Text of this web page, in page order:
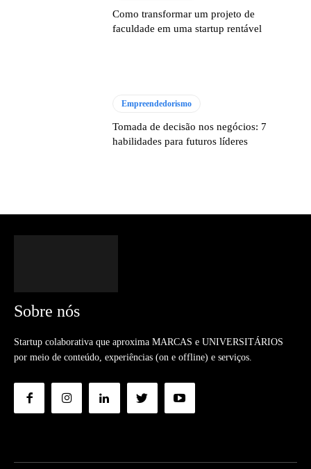
Como transformar um projeto de
faculdade em uma startup rentável
Empreendedorismo
Tomada de decisão nos negócios: 7
habilidades para futuros líderes
Sobre nós
Startup colaborativa que aproxima MARCAS e UNIVERSITÁRIOS
por meio de conteúdo, experiências (on e offline) e serviços.